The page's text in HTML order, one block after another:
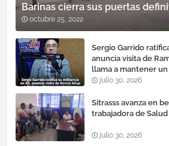
Barinas cierra sus puertas
octubre 25, 2022
Sergio Garrido
anuncia visita de
llama a mantener
cauteloso»
julio 30, 2026
Sitrasss avanza en
trabajadora de Salud
julio 30, 2026